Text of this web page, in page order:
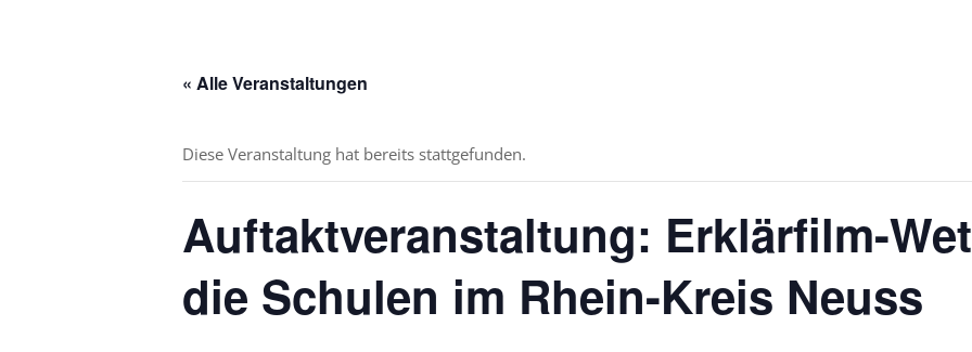
« Alle Veranstaltungen
Diese Veranstaltung hat bereits stattgefunden.
Auftaktveranstaltung: Erklärfilm-
die Schulen im Rhein-Kreis Neuss